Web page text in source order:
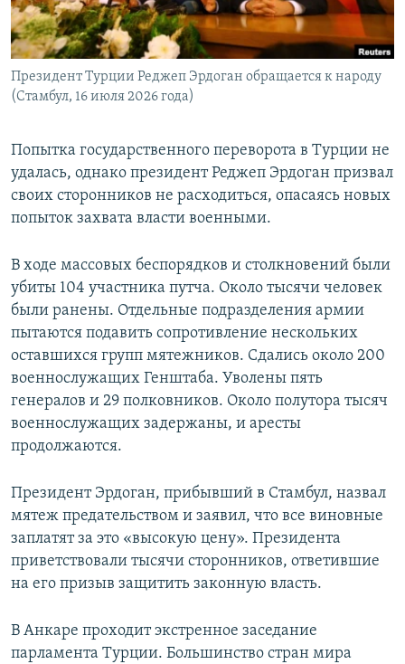
СПОРТ
МИР
БЛОГИ
ГОЛОСА
ЧИТАЕМ ПРЕССУ
АРХИВ РАДИОПРОГРАММЫ
Все сайты РСЕ/РС
Президент Турции Реджеп Эрдоган обращается к народу
(Стамбул, 16 июля 2026 года)
Попытка государственного переворота в Турции не
удалась, однако президент Реджеп Эрдоган призвал
своих сторонников не расходиться, опасаясь новых
попыток захвата власти военными.
В ходе массовых беспорядков и столкновений были
убиты 104 участника путча. Около тысячи человек
были ранены. Отдельные подразделения армии
пытаются подавить сопротивление нескольких
оставшихся групп мятежников. Сдались около 200
военнослужащих Генштаба. Уволены пять
генералов и 29 полковников. Около полутора тысяч
военнослужащих задержаны, и аресты
продолжаются.
Президент Эрдоган, прибывший в Стамбул, назвал
мятеж предательством и заявил, что все виновные
заплатят за это «высокую цену». Президента
приветствовали тысячи сторонников, ответившие
на его призыв защитить законную власть.
В Анкаре проходит экстренное заседание
парламента Турции. Большинство стран мира